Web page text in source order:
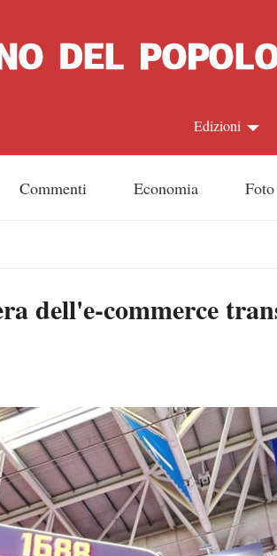
Edizioni
Français
عربي
한국어
Deutsch
Commenti Economia Foto
dell'e-commerce